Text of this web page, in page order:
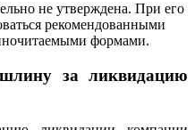
не утверждена. При его
рекомендованными
формами.
за ликвидацию